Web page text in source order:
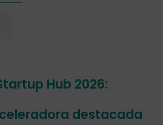
Hub 2026:
destacada